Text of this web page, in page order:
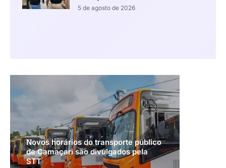
5 de agosto de 2026
Novos horários do transporte público
de Camaçari são divulgados pela
STT